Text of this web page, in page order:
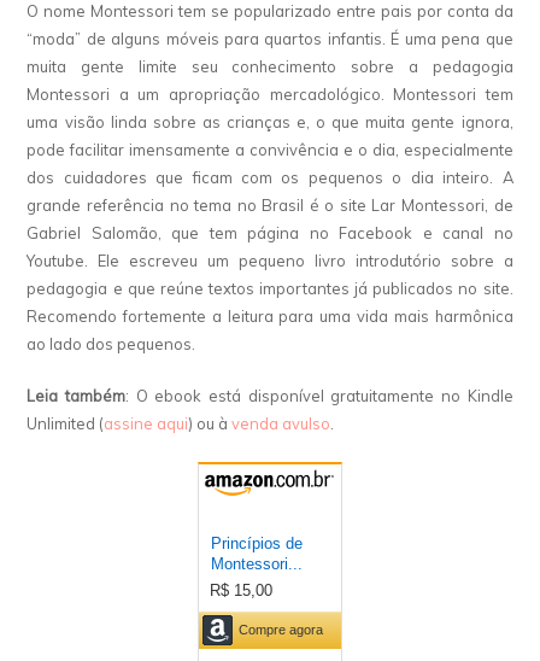
O nome Montessori tem se popularizado entre pais por conta da
“moda” de alguns móveis para quartos infantis. É uma pena que
muita gente limite seu conhecimento sobre a pedagogia
Montessori a um apropriação mercadológico. Montessori tem
uma visão linda sobre as crianças e, o que muita gente ignora,
pode facilitar imensamente a convivência e o dia, especialmente
dos cuidadores que ficam com os pequenos o dia inteiro. A
grande referência no tema no Brasil é o site Lar Montessori, de
Gabriel Salomão, que tem página no Facebook e canal no
Youtube. Ele escreveu um pequeno livro introdutório sobre a
pedagogia e que reúne textos importantes já publicados no site.
Recomendo fortemente a leitura para uma vida mais harmônica
ao lado dos pequenos.
Leia também: O ebook está disponível gratuitamente no Kindle
Unlimited (assine aqui) ou àvenda avulso